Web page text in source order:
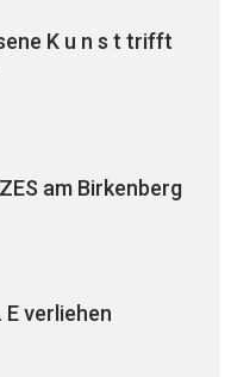
K u n s t trifft
am Birkenberg
E verliehen